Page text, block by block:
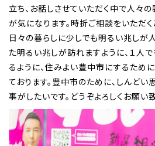
立ち、お話しさせていただく中で人々
が気になります。時折ご相談をいただく
日々の暮らしに少しでも明るい兆しが
た明るい兆しが訪れますように、１人
るように、住みよい豊中市にするため
ております。豊中市のために、しんど
事がしたいです。どうぞよろしくお願い